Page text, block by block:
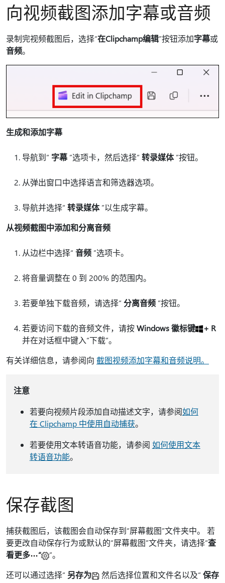
向视频截图添加字幕或音频
录制完视频截图后，选择“在Clipchamp编辑”按钮添加字幕或
音频。
生成和添加字幕
导航到“ 字幕”选项卡，然后选择“ 转录媒体”按钮。
从弹出窗口中选择语言和筛选器选项。
导航并选择“ 转录媒体”以生成字幕。
从视频截图中添加和分离音频
从边栏中选择“ 音频 ”选项卡。
将音量调整在 0 到 200% 的范围内。
若要单独下载音频，请选择“ 分离音频 ”按钮。
若要访问下载的音频文件，请按Windows 徽标键
+ R
并在对话框中键入“下载”。
有关详细信息，请参阅向 截图视频添加字幕和音频说明。
注意
若要向视频片段添加自动描述文字，请参阅如何
在 Clipchamp 中使用自动捕获。
若要使用文本转语音功能，请参阅 如何使用文本
转语音功能。
保存截图
捕获截图后，该截图会自动保存到“屏幕截图”文件夹中。 若
要更改自动保存行为或默认的“屏幕截图”文件夹，请选择“查
看更多
“
”。
还可以通过选择“ 另存为 然后选择位置和文件名以及“ 保存